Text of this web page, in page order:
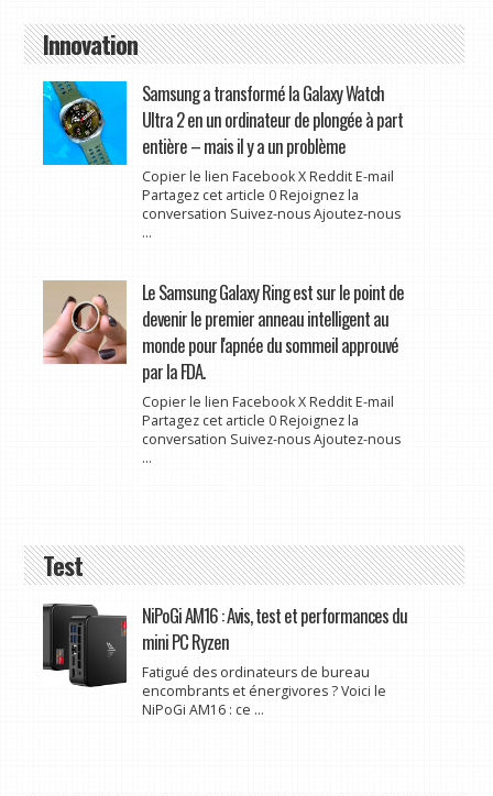
Innovation
Samsung a transformé la Galaxy Watch
Ultra 2 en un ordinateur de plongée à part
entière – mais il y a un problème
Copier le lien Facebook X Reddit E-mail
Partagez cet article 0 Rejoignez la
conversation Suivez-nous Ajoutez-nous
...
Le Samsung Galaxy Ring est sur le point de
devenir le premier anneau intelligent au
monde pour l'apnée du sommeil approuvé
par la FDA.
Copier le lien Facebook X Reddit E-mail
Partagez cet article 0 Rejoignez la
conversation Suivez-nous Ajoutez-nous
...
Test
NiPoGi AM16 : Avis, test et performances du
mini PC Ryzen
Fatigué des ordinateurs de bureau
encombrants et énergivores ? Voici le
NiPoGi AM16 : ce ...